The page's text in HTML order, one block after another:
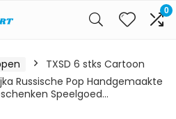
0
TXSD 6 stks Cartoon
Russische Pop Handgemaakte
Speelgoed…